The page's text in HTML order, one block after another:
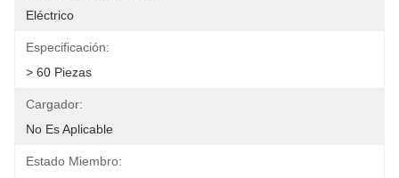
Eléctrico
Especificación:
> 60 Piezas
Cargador:
No Es Aplicable
Estado Miembro: